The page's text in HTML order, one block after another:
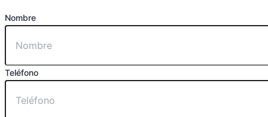
Nombre
Teléfono